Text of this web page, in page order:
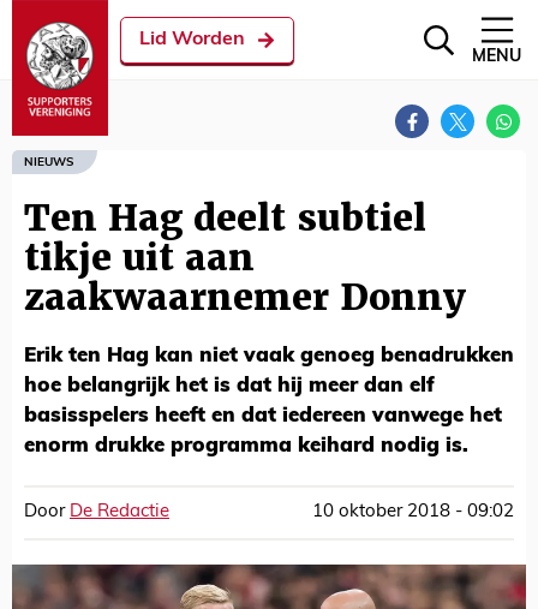
Lid Worden
MENU
NIEUWS
Ten Hag deelt subtiel
tikje uit aan
zaakwaarnemer Donny
Erik ten Hag kan niet vaak genoeg benadrukken
hoe belangrijk het is dat hij meer dan elf
basisspelers heeft en dat iedereen vanwege het
enorm drukke programma keihard nodig is.
Door De Redactie 10 oktober 2018 - 09:02